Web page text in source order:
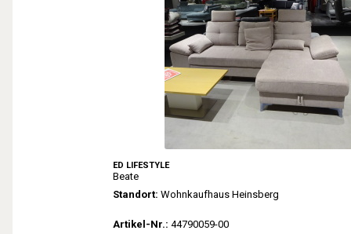
ED LIFESTYLE
Beate
Standort: Wohnkaufhaus Heinsberg
Artikel-Nr.: 44790059-00